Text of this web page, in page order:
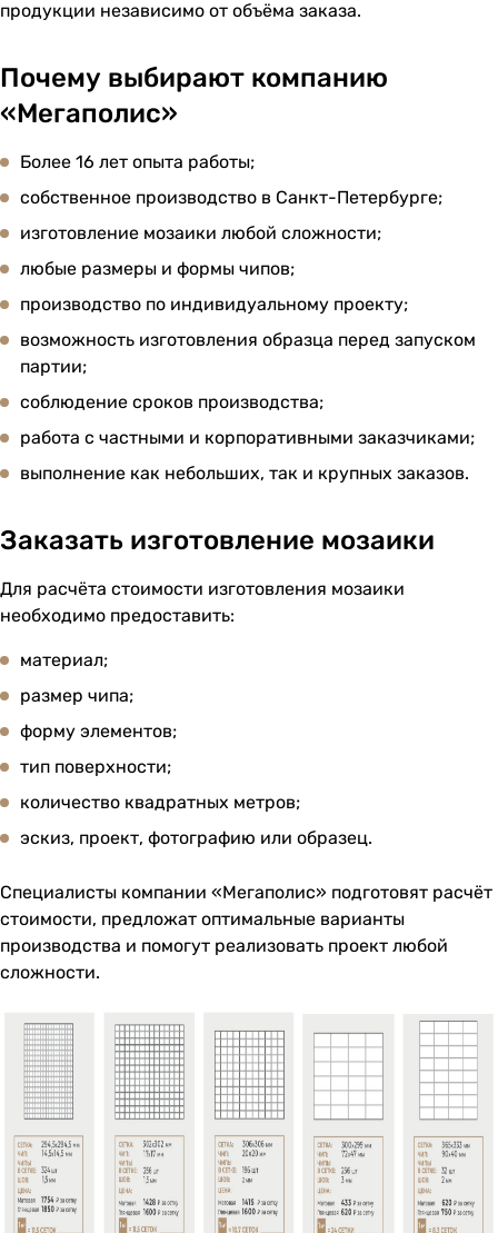
продукции независимо от объёма заказа.
Почему выбирают компанию
«Мегаполис»
Более 16 лет опыта работы;
собственное производство в Санкт-Петербурге;
изготовление мозаики любой сложности;
любые размеры и формы чипов;
производство по индивидуальному проекту;
возможность изготовления образца перед запуском
партии;
соблюдение сроков производства;
работа с частными и корпоративными заказчиками;
выполнение как небольших, так и крупных заказов.
Заказать изготовление мозаики
Для расчёта стоимости изготовления мозаики
необходимо предоставить:
материал;
размер чипа;
форму элементов;
тип поверхности;
количество квадратных метров;
эскиз, проект, фотографию или образец.
Специалисты компании «Мегаполис» подготовят расчёт
стоимости, предложат оптимальные варианты
производства и помогут реализовать проект любой
сложности.